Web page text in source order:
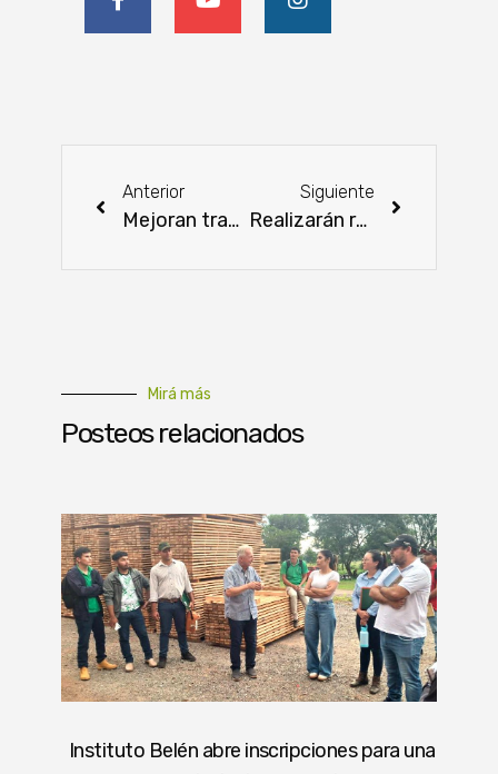
Anterior
Mejoran transitabilidad de caminos rurales en Misiones
Siguiente
Realizarán rueda de negocios para proveedores de Hambre Cero
Mirá más
Posteos relacionados
Instituto Belén abre inscripciones para una